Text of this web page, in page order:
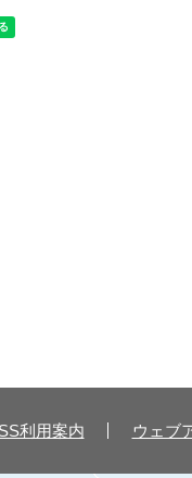
利用案内 ウェブ